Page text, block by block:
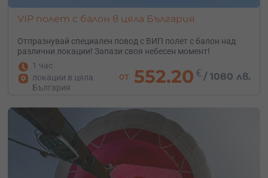
VIP полет с балон в цяла България
Отпразнувай специален повод с ВИП полет с балон над
различни локации! Запази своя небесен момент!
1 час
локации в цяла
България
от 552.20 € / 1080 лв.